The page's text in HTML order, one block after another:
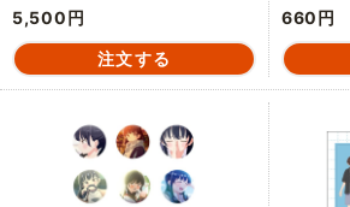
5,500円 660円